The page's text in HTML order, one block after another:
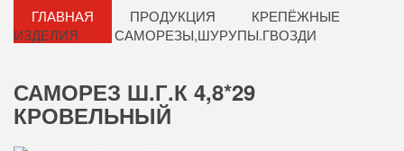
ГЛАВНАЯ ПРОДУКЦИЯ
КРЕПЁЖНЫЕ
ИЗДЕЛИЯ
САМОРЕЗЫ,ШУРУПЫ.ГВОЗДИ
САМОРЕЗ Ш.Г.К 4,8*29
КРОВЕЛЬНЫЙ